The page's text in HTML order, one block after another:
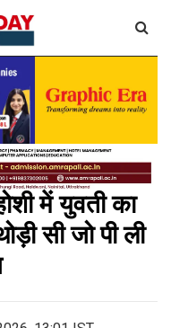
में युवती का
सी जो पी ली